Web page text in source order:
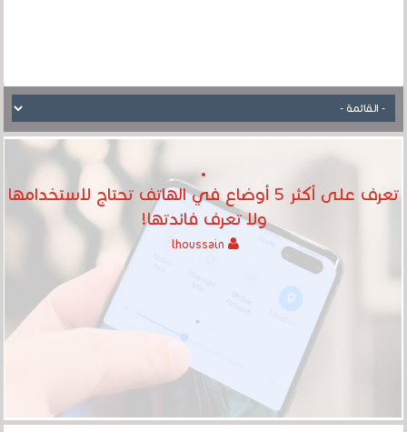
تعرف على أكثر 5 أوضاع في الهاتف تحتاج لاستخدامها
ولا تعرف فائدتها!